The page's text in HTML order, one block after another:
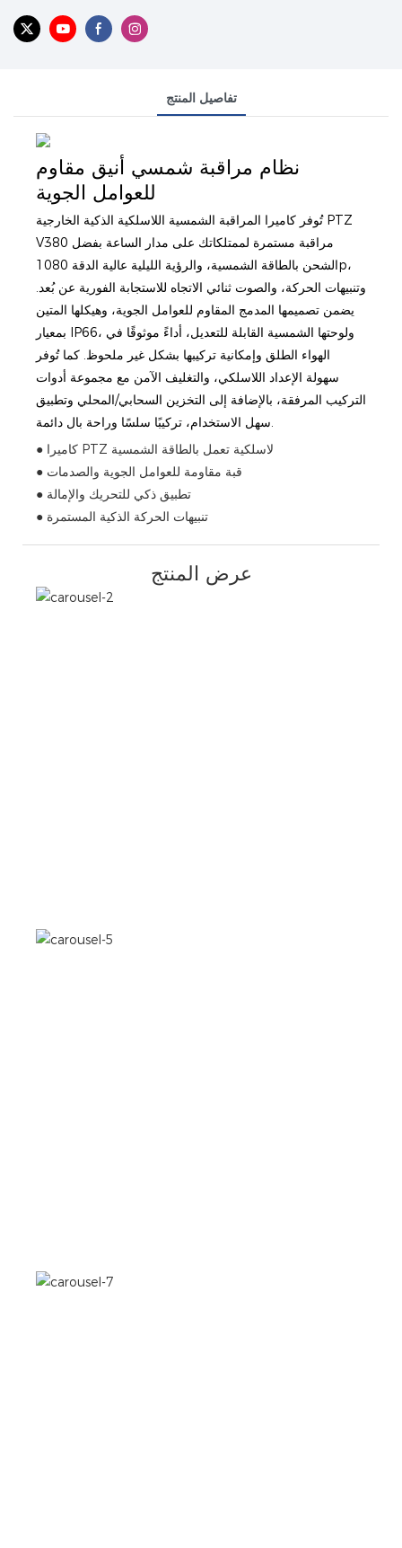
تفاصيل المنتج
نظام مراقبة شمسي أنيق مقاوم
للعوامل الجوية
تُوفر كاميرا المراقبة الشمسية اللاسلكية الذكية الخارجية PTZ
V380 مراقبة مستمرة لممتلكاتك على مدار الساعة بفضل
الشحن بالطاقة الشمسية، والرؤية الليلية عالية الدقة 1080p،
وتنبيهات الحركة، والصوت ثنائي الاتجاه للاستجابة الفورية عن بُعد.
يضمن تصميمها المدمج المقاوم للعوامل الجوية، وهيكلها المتين
بمعيار IP66، ولوحتها الشمسية القابلة للتعديل، أداءً موثوقًا في
الهواء الطلق وإمكانية تركيبها بشكل غير ملحوظ. كما تُوفر
سهولة الإعداد اللاسلكي، والتغليف الآمن مع مجموعة أدوات
التركيب المرفقة، بالإضافة إلى التخزين السحابي/المحلي وتطبيق
سهل الاستخدام، تركيبًا سلسًا وراحة بال دائمة.
● كاميرا PTZ لاسلكية تعمل بالطاقة الشمسية
● قبة مقاومة للعوامل الجوية والصدمات
● تطبيق ذكي للتحريك والإمالة
● تنبيهات الحركة الذكية المستمرة
عرض المنتج